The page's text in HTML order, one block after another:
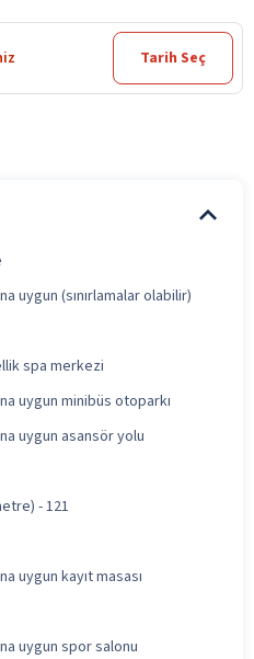
Tarih Seç
uygun (sınırlamalar olabilir)
spa merkezi
uygun minibüs otoparkı
uygun asansör yolu
- 121
uygun kayıt masası
uygun spor salonu